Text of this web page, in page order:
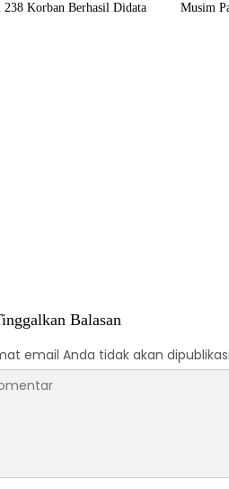
238 Korban Berhasil Didata
Musim
Balasan
email Anda tidak akan